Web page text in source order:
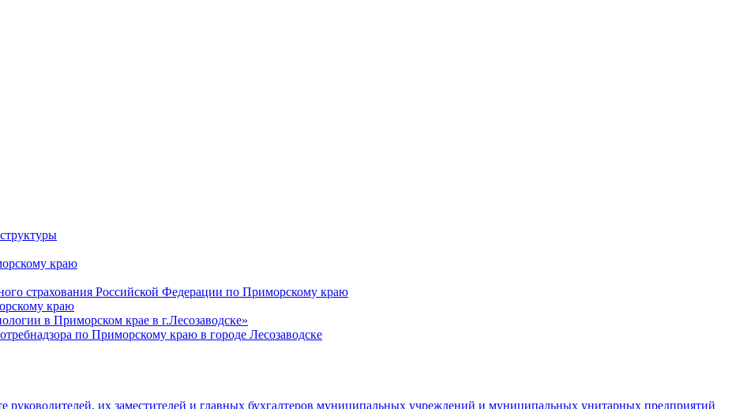
краю
страхования Российской Федерации по Приморскому краю
краю
в Приморском крае в г.Лесозаводске»
по Приморскому краю в городе Лесозаводске
руководителей, их заместителей и главных бухгалтеров муниципальных учреждений и муниципальных унитарных предприятий